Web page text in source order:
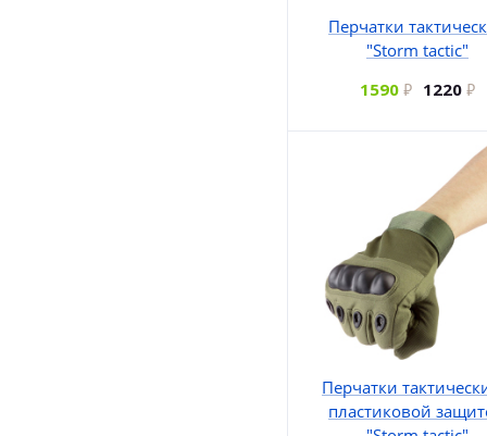
Перчатки
"Storm tactic"
1590
1220
Перчатки
пластиковой